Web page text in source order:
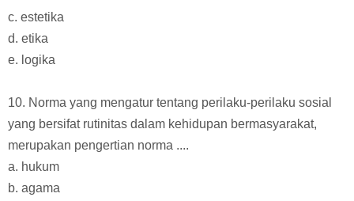
c. estetika
d. etika
e. logika
10. Norma yang mengatur tentang perilaku-perilaku sosial
yang bersifat rutinitas dalam kehidupan bermasyarakat,
merupakan pengertian norma ....
a. hukum
b. agama